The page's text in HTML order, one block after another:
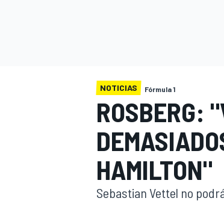
NOTICIAS Fórmula 1
ROSBERG:
HAMILTON"
Sebastian Vettel no